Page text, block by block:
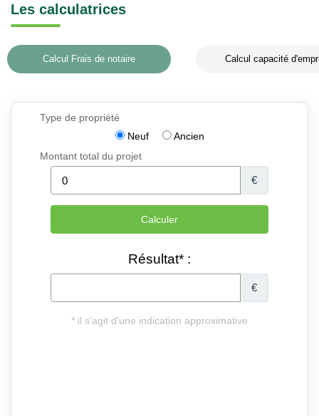
Les calculatrices
Calcul Frais de notaire Calcul capacité